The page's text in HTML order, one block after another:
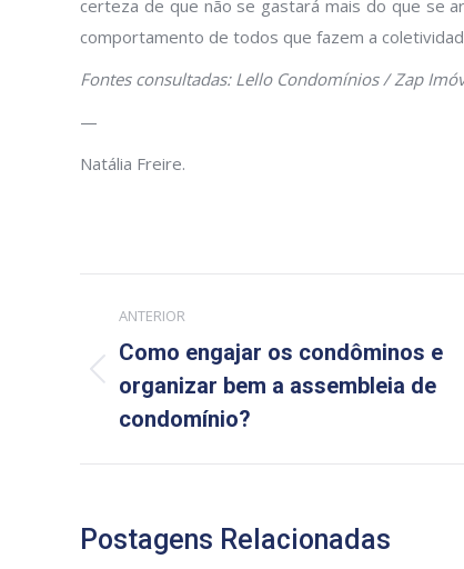
certeza de que não se gastará mais do que se
comportamento de todos que fazem a
Fontes consultadas: Lello Condomínios / Zap
—
Natália Freire.
de
post:
ANTERIOR
Post
anterior:
Como engajar os condôminos e
organizar bem a assembleia de
condomínio?
Postagens Relacionadas